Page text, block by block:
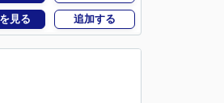
見る 追加する